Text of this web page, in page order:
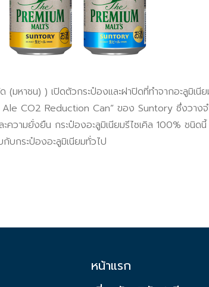
าชน) ) เปิดตัวกระป๋องและฝาปิดที่ทำจากอะลูมิเนี
CO2 Reduction Can” ของ Suntory ซึ่งวาง
วามยั่งยืน กระป๋องอะลูมิเนียมรีไซเคิล 100% ชนิ
บกระป๋องอะลูมิเนียมทั่วไป
หน้าแรก